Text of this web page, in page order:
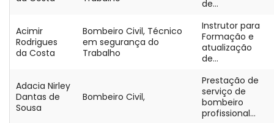
de...
Acimir
Rodrigues
da Costa
Bombeiro Civil, Técnico
em segurança do
Trabalho
Instrutor para
Formação e
atualização
de...
Adacia Nirley
Dantas de
Sousa
Bombeiro Civil,
Prestação de
serviço de
bombeiro
profissional...